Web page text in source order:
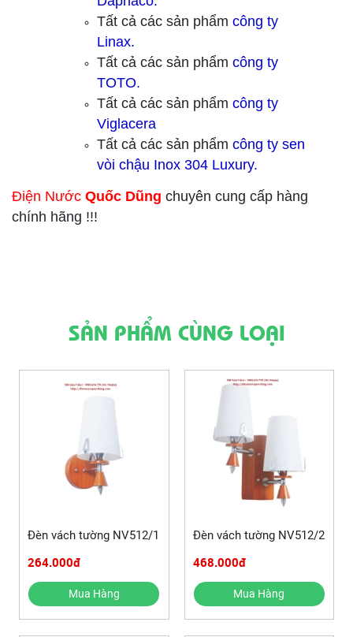
Tất cả các sản phẩm công ty
Linax.
Tất cả các sản phẩm công ty
TOTO.
Tất cả các sản phẩm công ty
Viglacera
Tất cả các sản phẩm công ty sen
vòi chậu Inox 304 Luxury.
Điện Nước Quốc Dũng chuyên cung cấp hàng
chính hãng !!!
SẢN PHẨM CÙNG LOẠI
Đèn vách tường NV512/1
264.000đ
Mua Hàng
Đèn vách tường NV512/2
468.000đ
Mua Hàng